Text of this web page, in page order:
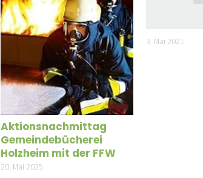
Aktionsnachmittag
Gemeindebücherei
Holzheim mit der FFW
20. Mai 2025
3. Mai 2021